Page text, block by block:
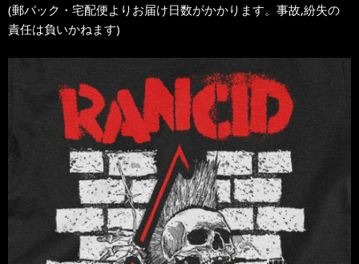
(郵パック・宅配便よりお届け日数がかかります。事故,紛失の
責任は負いかねます)